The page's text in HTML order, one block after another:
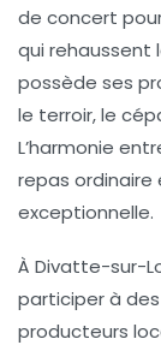
de concert
qui rehaussent
possède ses
le terroir, le
L’harmonie
repas ordinaire
exceptionnelle.
À Divatte-sur-
participer à
producteurs